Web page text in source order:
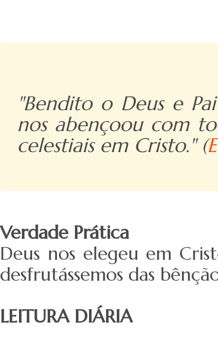
"Bendito o Deus e
nos abençoou com
celestiais em Cristo." (
Verdade Prática
Deus nos elegeu em
desfrutássemos das
LEITURA DIÁRIA